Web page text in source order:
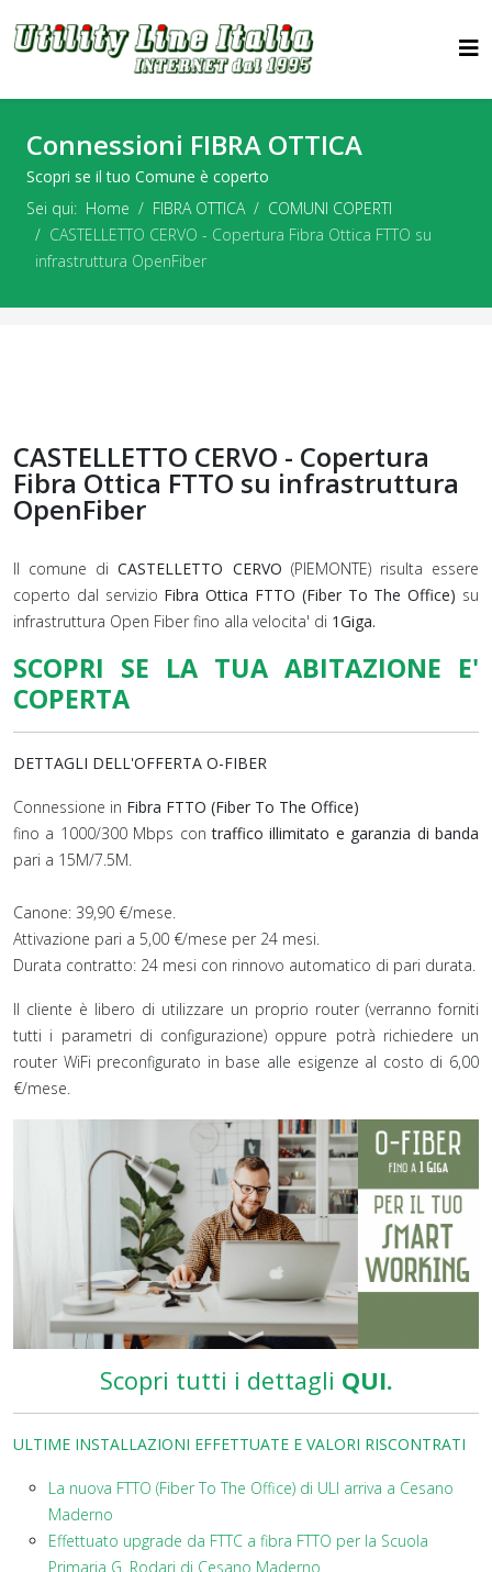
Connessioni FIBRA OTTICA
Scopri se il tuo Comune è coperto
Sei qui: Home FIBRA OTTICA
COMUNI COPERTI
CASTELLETTO CERVO - Copertura Fibra Ottica FTTO su
infrastruttura OpenFiber
CASTELLETTO CERVO - Copertura
Fibra Ottica FTTO su infrastruttura
OpenFiber
Il comune diCASTELLETTO CERVO (PIEMONTE) risulta essere
coperto dal servizio Fibra Ottica FTTO (Fiber To The Office) su
infrastruttura Open Fiber fino alla velocita' di 1Giga.
SCOPRI SE LA TUA ABITAZIONE E'
COPERTA
DETTAGLI DELL'OFFERTA O-FIBER
Connessione in Fibra FTTO (Fiber To The Office)
fino a 1000/300 Mbps con traffico illimitato e garanzia di banda
pari a 15M/7.5M.
Canone: 39,90 €/mese.
Attivazione pari a 5,00 €/mese per 24 mesi.
Durata contratto: 24 mesi con rinnovo automatico di pari durata.
Il cliente è libero di utilizzare un proprio router (verranno forniti
tutti i parametri di configurazione) oppure potrà richiedere un
router WiFi preconfigurato in base alle esigenze al costo di 6,00
€/mese.
Scopri tutti i dettagli QUI.
ULTIME INSTALLAZIONI EFFETTUATE E VALORI RISCONTRATI
La nuova FTTO (Fiber To The Office) di ULI arriva a Cesano
Maderno
Effettuato upgrade da FTTC a fibra FTTO per la Scuola
Primaria G. Rodari di Cesano Maderno